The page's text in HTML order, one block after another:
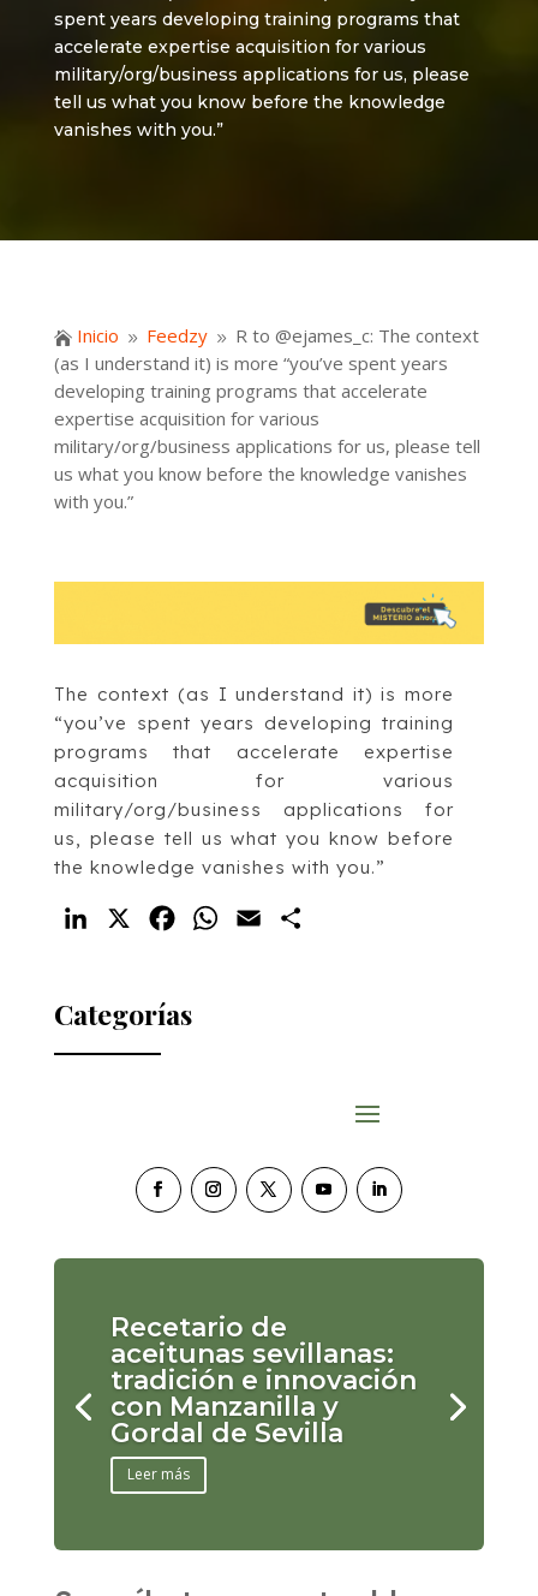
spent years developing training programs that
accelerate expertise acquisition for various
military/org/business applications for us, please
tell us what you know before the knowledge
vanishes with you.”
 Inicio 9 Feedzy 9 R to @ejames_c: The context
(as I understand it) is more “you’ve spent years
developing training programs that accelerate
expertise acquisition for various
military/org/business applications for us, please tell
us what you know before the knowledge vanishes
with you.”
The context (as I understand it) is more
“you’ve spent years developing training
programs that accelerate expertise
acquisition for various
military/org/business applications for
us, please tell us what you know before
the knowledge vanishes with you.”
LinkedIn FacebookWhatsApp
Email
Categorías
Recetario de
aceitunas sevillanas:
tradición e innovación
con Manzanilla y
Gordal de Sevilla
Leer más